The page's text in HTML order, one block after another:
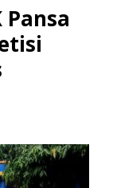
Pansa